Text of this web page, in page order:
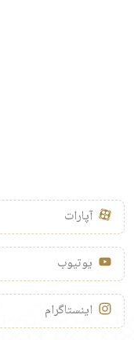
آپارات
یوتیوب
اینستاگرام